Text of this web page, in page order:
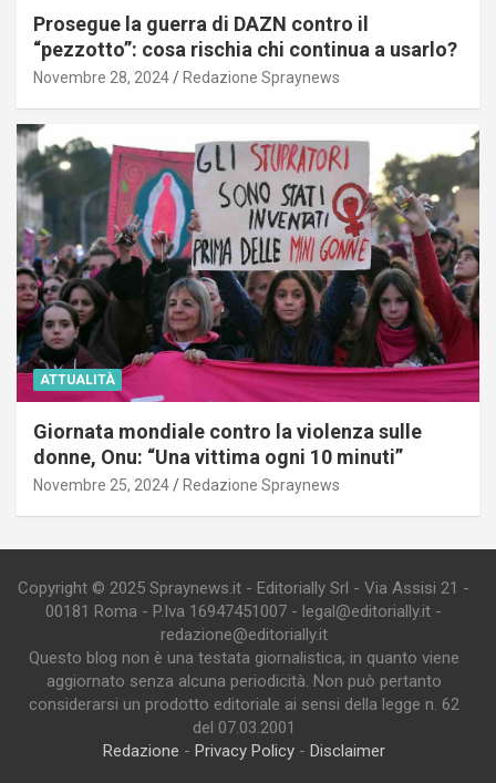
Prosegue la guerra di DAZN contro il
“pezzotto”: cosa rischia chi continua a usarlo?
Novembre 28, 2024 Redazione Spraynews
ATTUALITÀ
Giornata mondiale contro la violenza sulle
donne, Onu: “Una vittima ogni 10 minuti”
Novembre 25, 2024 Redazione Spraynews
Copyright © 2025 Spraynews.it - Editorially Srl - Via Assisi 21 -
00181 Roma - P.Iva 16947451007 - legal@editorially.it -
redazione@editorially.it
Questo blog non è una testata giornalistica, in quanto viene
aggiornato senza alcuna periodicità. Non può pertanto
considerarsi un prodotto editoriale ai sensi della legge n. 62
del 07.03.2001
Redazione - Privacy Policy- Disclaimer